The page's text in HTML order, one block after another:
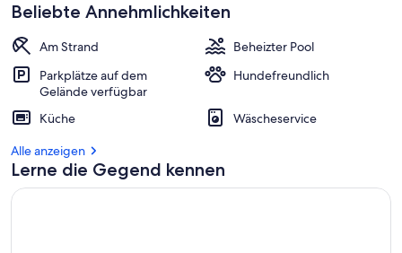
Beliebte Annehmlichkeiten
Am Strand
Beheizter Pool
Parkplätze auf dem
Gelände verfügbar
Hundefreundlich
Küche
Wäscheservice
Alle anzeigen
Lerne die Gegend kennen